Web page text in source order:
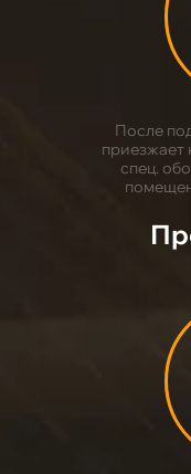
После
приезжает
спец.